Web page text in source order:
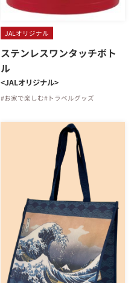
JALオリジナル
ステンレスワンタッチボト
ル
<JALオリジナル>
#お家で楽しむ#トラベルグッズ